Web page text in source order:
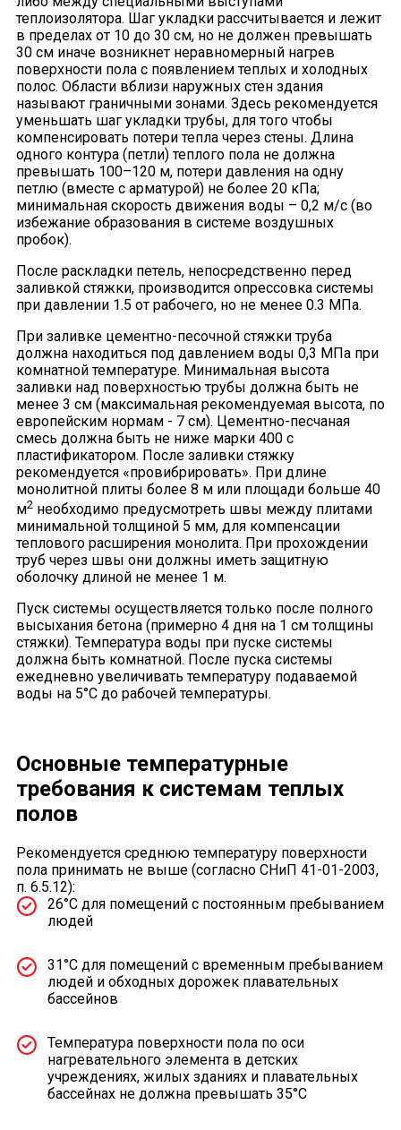
теплоизолятора. Шаг укладки рассчитывается и лежит
в пределах от 10 до 30 см, но не должен превышать
30 см иначе возникнет неравномерный нагрев
поверхности пола с появлением теплых и холодных
полос. Области вблизи наружных стен здания
называют граничными зонами. Здесь рекомендуется
уменьшать шаг укладки трубы, для того чтобы
компенсировать потери тепла через стены. Длина
одного контура (петли) теплого пола не должна
превышать 100–120 м, потери давления на одну
петлю (вместе с арматурой) не более 20 кПа;
минимальная скорость движения воды – 0,2 м/с (во
избежание образования в системе воздушных
пробок).
После раскладки петель, непосредственно перед
заливкой стяжки, производится опрессовка системы
при давлении 1.5 от рабочего, но не менее 0.3 МПа.
При заливке цементно-песочной стяжки труба
должна находиться под давлением воды 0,3 МПа при
комнатной температуре. Минимальная высота
заливки над поверхностью трубы должна быть не
менее 3 см (максимальная рекомендуемая высота, по
европейским нормам - 7 см). Цементно-песчаная
смесь должна быть не ниже марки 400 с
пластификатором. После заливки стяжку
рекомендуется «провибрировать». При длине
монолитной плиты более 8 м или площади больше 40
м2необходимо предусмотреть швы между плитами
минимальной толщиной 5 мм, для компенсации
теплового расширения монолита. При прохождении
труб через швы они должны иметь защитную
оболочку длиной не менее 1 м.
Пуск системы осуществляется только после полного
высыхания бетона (примерно 4 дня на 1 см толщины
стяжки). Температура воды при пуске системы
должна быть комнатной. После пуска системы
ежедневно увеличивать температуру подаваемой
воды на 5°С до рабочей температуры.
Основные температурные
требования к системам теплых
полов
Рекомендуется среднюю температуру поверхности
пола принимать не выше (согласно СНиП 41-01-2003,
п. 6.5.12):
26°С для помещений с постоянным пребыванием
людей
31°С для помещений с временным пребыванием
людей и обходных дорожек плавательных
бассейнов
Температура поверхности пола по оси
нагревательного элемента в детских
учреждениях, жилых зданиях и плавательных
бассейнах не должна превышать 35°С